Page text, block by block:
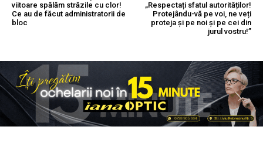
viitoare spălăm străzile cu clor!
Ce au de făcut administratorii de
bloc
„Respectați sfatul autorităților!
Protejându-vă pe voi, ne veți
proteja și pe noi și pe cei din
jurul vostru!”